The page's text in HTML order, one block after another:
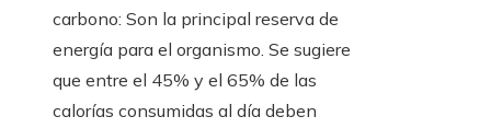
carbono: Son la principal reserva de
energía para el organismo. Se sugiere
que entre el 45% y el 65% de las
calorías consumidas al día deben